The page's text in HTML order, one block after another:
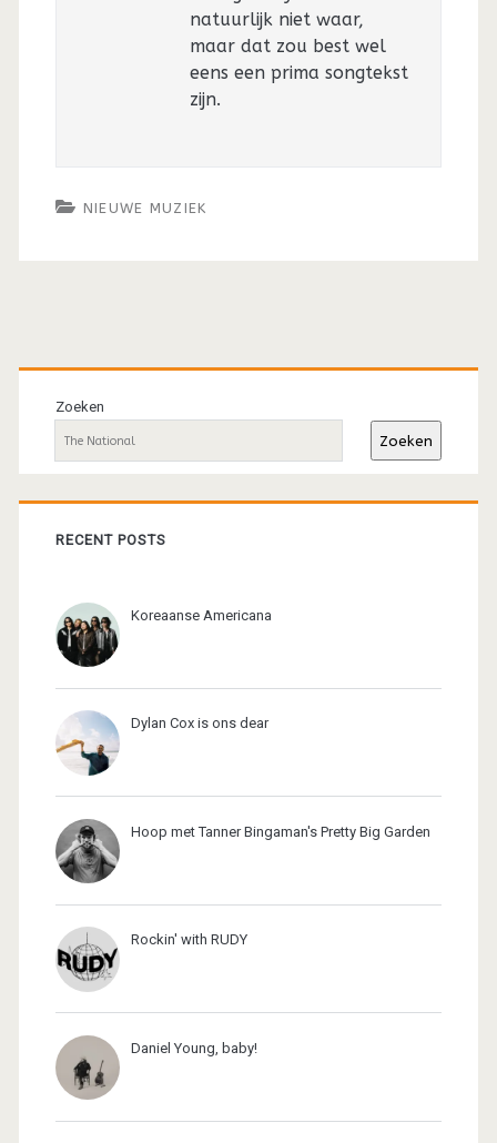
natuurlijk niet waar,
maar dat zou best wel
eens een prima songtekst
zijn.
NIEUWE MUZIEK
Primaire
sidebar
Zoeken
Zoeken
RECENT POSTS
Koreaanse Americana
Dylan Cox is ons dear
Hoop met Tanner Bingaman's Pretty Big Garden
Rockin' with RUDY
Daniel Young, baby!